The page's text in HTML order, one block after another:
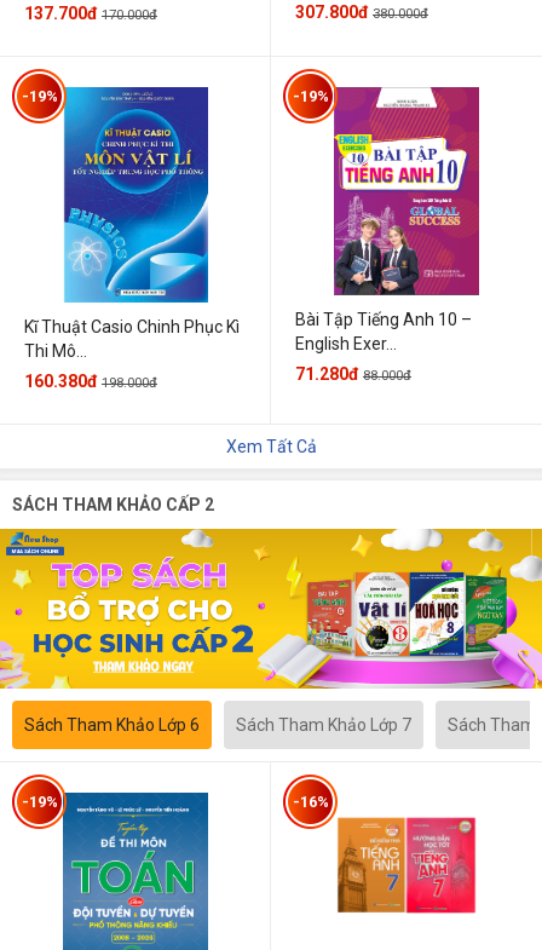
137.700đ 170.000đ 307.800đ 380.000đ
Kĩ Thuật Casio Chinh Phục Kì
Thi Mô...
-19%
160.380đ 198.000đ
Bài Tập Tiếng Anh 10 –
English Exer...
-19%
71.280đ 88.000đ
Xem Tất Cả
SÁCH THAM KHẢO CẤP 2
Sách Tham Khảo Lớp 6 Sách Tham Khảo Lớp 7 Sách Tham
-19% -16%